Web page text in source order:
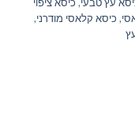
, כיסא קלאסי מודרני,